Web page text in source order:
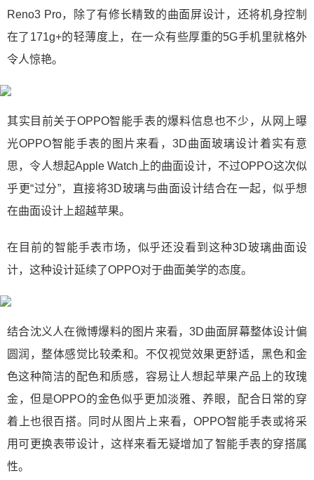
Reno3 Pro，除了有修长精致的曲面屏设计，还将机身控制
在了171g+的轻薄度上，在一众有些厚重的5G手机里就格外
令人惊艳。
其实目前关于OPPO智能手表的爆料信息也不少，从网上曝
光OPPO智能手表的图片来看，3D曲面玻璃设计着实有意
思，令人想起Apple Watch上的曲面设计，不过OPPO这次似
乎更“过分”，直接将3D玻璃与曲面设计结合在一起，似乎想
在曲面设计上超越苹果。
在目前的智能手表市场，似乎还没看到这种3D玻璃曲面设
计，这种设计延续了OPPO对于曲面美学的态度。
结合沈义人在微博爆料的图片来看，3D曲面屏幕整体设计偏
圆润，整体感觉比较柔和。不仅视觉效果更舒适，黑色和金
色这种简洁的配色和质感，容易让人想起苹果产品上的玫瑰
金，但是OPPO的金色似乎更加淡雅、养眼，配合日常的穿
着上也很百搭。同时从图片上来看，OPPO智能手表或将采
用可更换表带设计，这样来看无疑增加了智能手表的穿搭属
性。